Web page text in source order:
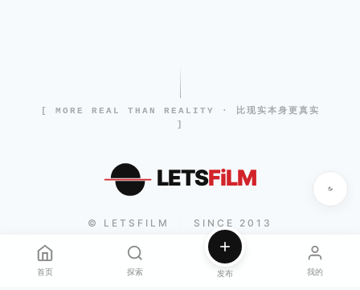
[ MORE REAL THAN REALITY · 比现实本身更真实
]
LETSFiLM
© LETSFILM SINCE 2013
首页 探索 发布 我的